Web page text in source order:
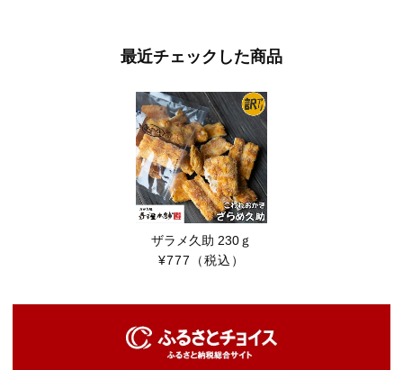
最近チェックした商品
ザラメ久助 230ｇ
¥777
（税込）